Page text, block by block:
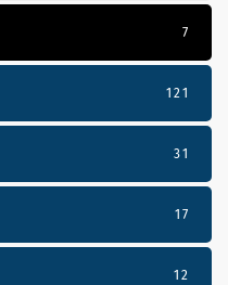
7
121
31
17
12